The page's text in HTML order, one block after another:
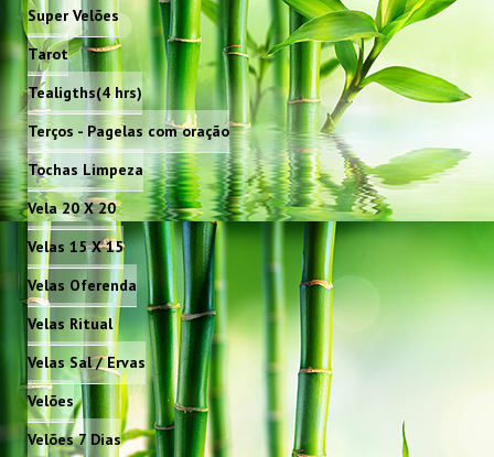
Super Velões
Tarot
Tealigths(4 hrs)
Terços - Pagelas com oração
Tochas Limpeza
Vela 20 X 20
Velas 15 X 15
Velas Oferenda
Velas Ritual
Velas Sal / Ervas
Velões
Velões 7 Dias